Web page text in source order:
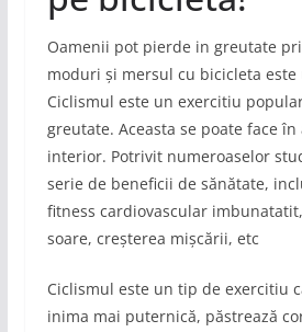
Oamenii pot pierde in greutate
moduri și mersul cu bicicleta
Ciclismul este un exercitiu
greutate. Aceasta se poate face
interior. Potrivit numeroaselor
serie de beneficii de sănătate,
fitness cardiovascular
soare, creșterea mișcării, etc
Ciclismul este un tip de exercitiu
inima mai puternică, păstrează